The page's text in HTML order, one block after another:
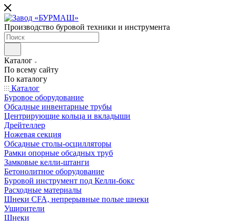
Производство буровой техники и инструмента
Каталог
По всему сайту
По каталогу
Каталог
Буровое оборудование
Обсадные инвентарные трубы
Центрирующие кольца и вкладыши
Дрейтеллер
Ножевая секция
Обсадные столы-осцилляторы
Рамки опорные обсадных труб
Замковые келли-штанги
Бетонолитное оборудование
Буровой инструмент под Келли-бокс
Расходные материалы
Шнеки CFA, непрерывные полые шнеки
Уширители
Шнеки